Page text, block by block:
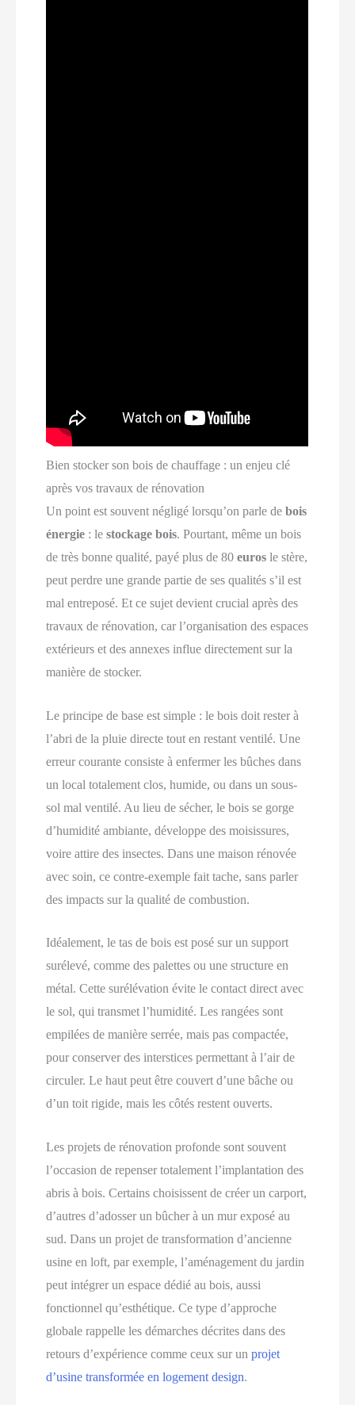
Bien stocker son bois de chauffage : un enjeu clé
après vos travaux de rénovation
Un point est souvent négligé lorsqu’on parle debois
énergie : lestockage bois. Pourtant, même un bois
de très bonne qualité, payé plus de 80euros le stère,
peut perdre une grande partie de ses qualités s’il est
mal entreposé. Et ce sujet devient crucial après des
travaux de rénovation, car l’organisation des espaces
extérieurs et des annexes influe directement sur la
manière de stocker.
Le principe de base est simple : le bois doit rester à
l’abri de la pluie directe tout en restant ventilé. Une
erreur courante consiste à enfermer les bûches dans
un local totalement clos, humide, ou dans un sous-
sol mal ventilé. Au lieu de sécher, le bois se gorge
d’humidité ambiante, développe des moisissures,
voire attire des insectes. Dans une maison rénovée
avec soin, ce contre-exemple fait tache, sans parler
des impacts sur la qualité de combustion.
Idéalement, le tas de bois est posé sur un support
surélevé, comme des palettes ou une structure en
métal. Cette surélévation évite le contact direct avec
le sol, qui transmet l’humidité. Les rangées sont
empilées de manière serrée, mais pas compactée,
pour conserver des interstices permettant à l’air de
circuler. Le haut peut être couvert d’une bâche ou
d’un toit rigide, mais les côtés restent ouverts.
Les projets de rénovation profonde sont souvent
l’occasion de repenser totalement l’implantation des
abris à bois. Certains choisissent de créer un carport,
d’autres d’adosser un bûcher à un mur exposé au
sud. Dans un projet de transformation d’ancienne
usine en loft, par exemple, l’aménagement du jardin
peut intégrer un espace dédié au bois, aussi
fonctionnel qu’esthétique. Ce type d’approche
globale rappelle les démarches décrites dans des
retours d’expérience comme ceux sur unprojet
d’usine transformée en logement design.